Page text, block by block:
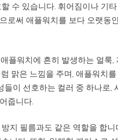
수 있습니다. 휘어짐이나 기
로써 애플워치를 보다 오랫동
플워치에 흔히 발생하는 얼룩
맑은 느낌을 주며, 애플워치
들이 선호하는 컬러 중 하나로,
줍니다.
지 필름과도 같은 역할을 합